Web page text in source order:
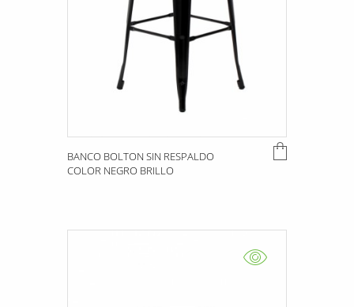
BANCO BOLTON SIN RESPALDO
COLOR NEGRO BRILLO